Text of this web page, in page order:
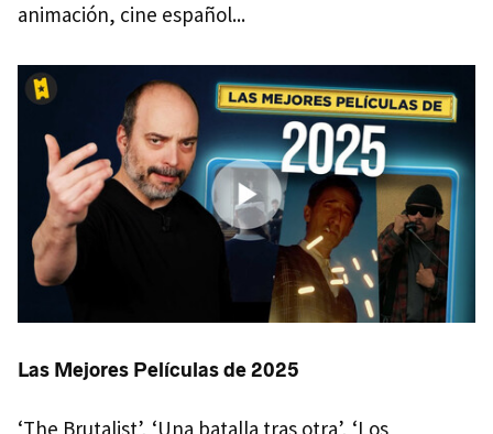
animación, cine español...
Las Mejores Películas de 2025